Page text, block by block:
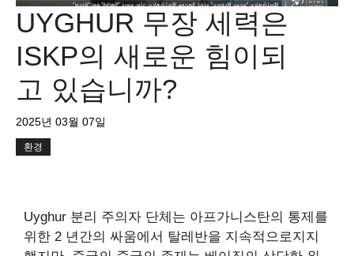
UYGHUR 무장 세력은
ISKP의 새로운 힘이되
고 있습니까?
2025년 03월 07일
환경
Uyghur 분리 주의자 단체는 아프가니스탄의 통제를
위한 2 년간의 싸움에서 탈레반을 지속적으로지지